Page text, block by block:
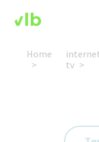
Home
tv